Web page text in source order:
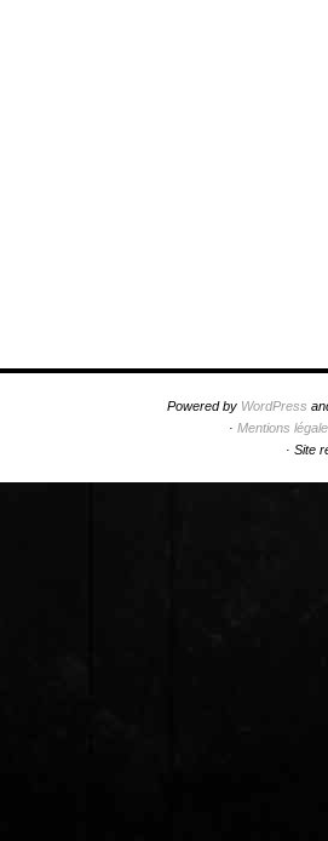
Powered by WordPress
·Mentions
·Site